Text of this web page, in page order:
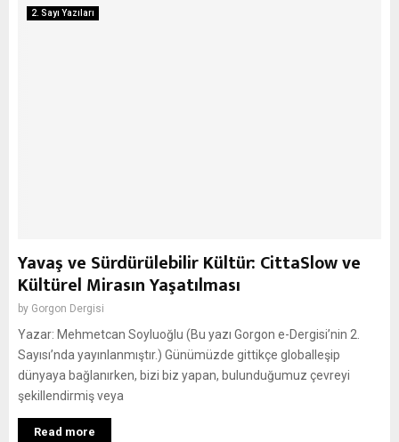
2. Sayı Yazıları
Yavaş ve Sürdürülebilir Kültür: CittaSlow ve
Kültürel Mirasın Yaşatılması
by Gorgon Dergisi
Yazar: Mehmetcan Soyluoğlu (Bu yazı Gorgon e-Dergisi’nin 2.
Sayısı’nda yayınlanmıştır.) Günümüzde gittikçe globalleşip
dünyaya bağlanırken, bizi biz yapan, bulunduğumuz çevreyi
şekillendirmiş veya
Read more